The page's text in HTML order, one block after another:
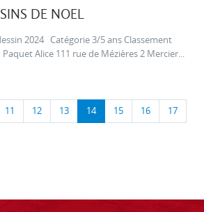
DE NOEL
2024 Catégorie 3/5 ans Classement
Alice 111 rue de Mézières 2 Mercier...
11 12 13 14 15 16 17